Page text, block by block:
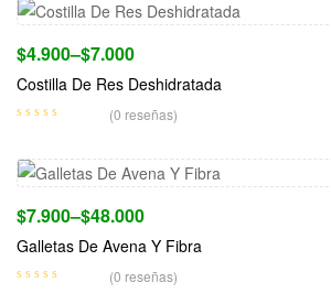
$4.900–$7.000
Costilla De Res Deshidratada
(0 reseñas)
Seleccionar Opciones
$7.900–$48.000
Galletas De Avena Y Fibra
(0 reseñas)
Seleccionar Opciones